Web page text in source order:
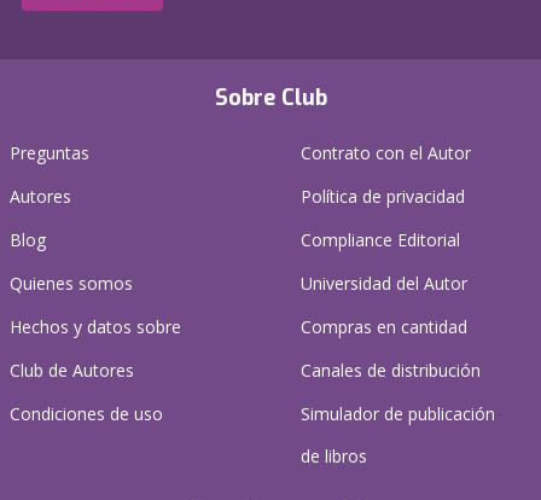
Sobre Club
Preguntas
Autores
Blog
Quienes somos
Hechos y datos sobre
Club de Autores
Condiciones de uso
Contrato con el Autor
Política de privacidad
Compliance Editorial
Universidad del Autor
Compras en cantidad
Canales de distribución
Simulador de publicación
de libros